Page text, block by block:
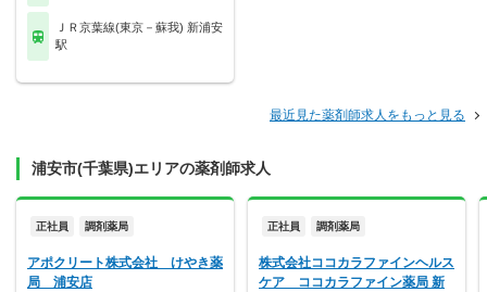
ＪＲ京葉線(東京－蘇我) 新浦安
駅
最近見た薬剤師求人をもっと見る
浦安市(千葉県)エリアの薬剤師求人
正社員 調剤薬局
アポクリート株式会社 けやき薬
局 浦安店
正社員 調剤薬局
株式会社ココカラファインヘルス
ケア ココカラファイン薬局 新